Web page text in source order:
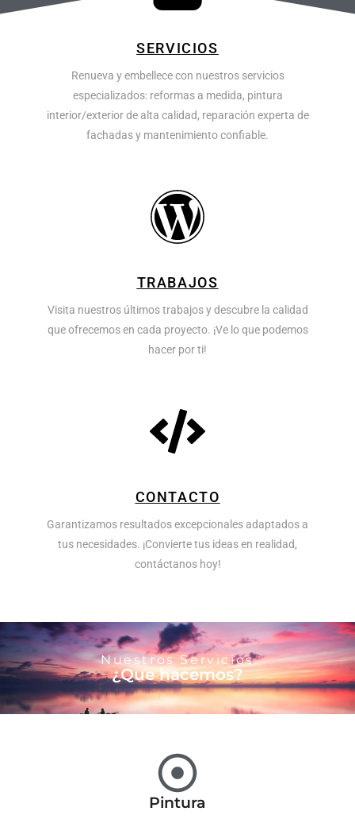
SERVICIOS
Renueva y embellece con nuestros servicios
especializados: reformas a medida, pintura
interior/exterior de alta calidad, reparación experta de
fachadas y mantenimiento confiable.
TRABAJOS
Visita nuestros últimos trabajos y descubre la calidad
que ofrecemos en cada proyecto. ¡Ve lo que podemos
hacer por ti!
CONTACTO
Garantizamos resultados excepcionales adaptados a
tus necesidades. ¡Convierte tus ideas en realidad,
contáctanos hoy!
Nuestros Servicios
¿Que hacemos?
Pintura